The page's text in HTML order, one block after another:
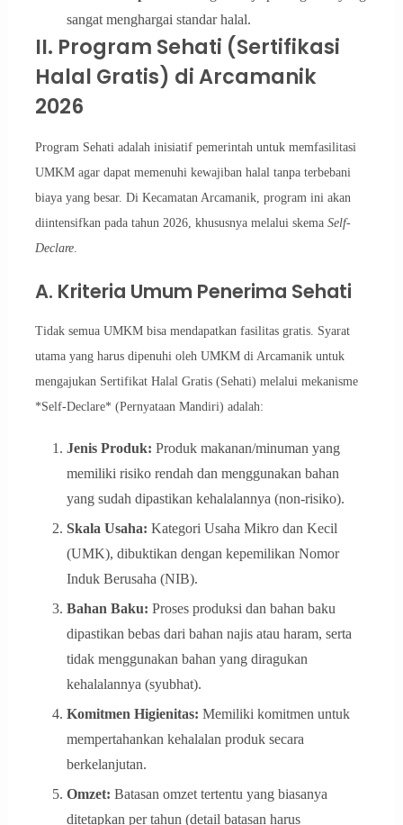
sangat menghargai standar halal.
II. Program Sehati (Sertifikasi
Halal Gratis) di Arcamanik
2026
Program Sehati adalah inisiatif pemerintah untuk memfasilitasi
UMKM agar dapat memenuhi kewajiban halal tanpa terbebani
biaya yang besar. Di Kecamatan Arcamanik, program ini akan
diintensifkan pada tahun 2026, khususnya melalui skema Self-
Declare.
A. Kriteria Umum Penerima Sehati
Tidak semua UMKM bisa mendapatkan fasilitas gratis. Syarat
utama yang harus dipenuhi oleh UMKM di Arcamanik untuk
mengajukan Sertifikat Halal Gratis (Sehati) melalui mekanisme
*Self-Declare* (Pernyataan Mandiri) adalah:
Jenis Produk: Produk makanan/minuman yang
memiliki risiko rendah dan menggunakan bahan
yang sudah dipastikan kehalalannya (non-risiko).
Skala Usaha: Kategori Usaha Mikro dan Kecil
(UMK), dibuktikan dengan kepemilikan Nomor
Induk Berusaha (NIB).
Bahan Baku: Proses produksi dan bahan baku
dipastikan bebas dari bahan najis atau haram, serta
tidak menggunakan bahan yang diragukan
kehalalannya (syubhat).
Komitmen Higienitas: Memiliki komitmen untuk
mempertahankan kehalalan produk secara
berkelanjutan.
Omzet: Batasan omzet tertentu yang biasanya
ditetapkan per tahun (detail batasan harus